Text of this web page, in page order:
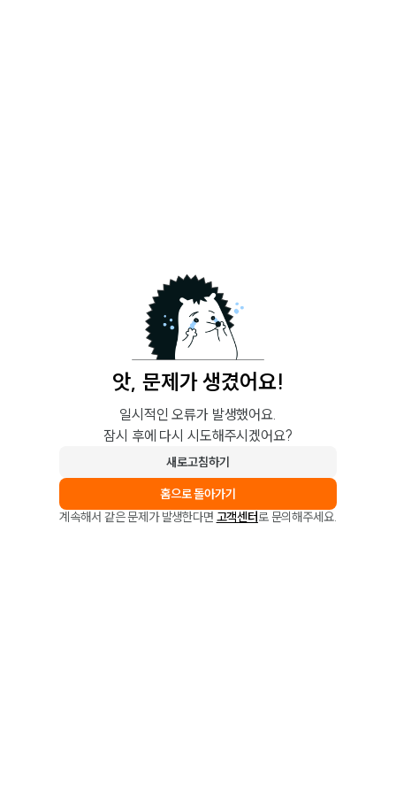
앗, 문제가 생겼어요!
일시적인 오류가 발생했어요.
잠시 후에 다시 시도해주시겠어요?
새로고침하기
홈으로 돌아가기
계속해서 같은 문제가 발생한다면 고객센터로 문의해주세요.